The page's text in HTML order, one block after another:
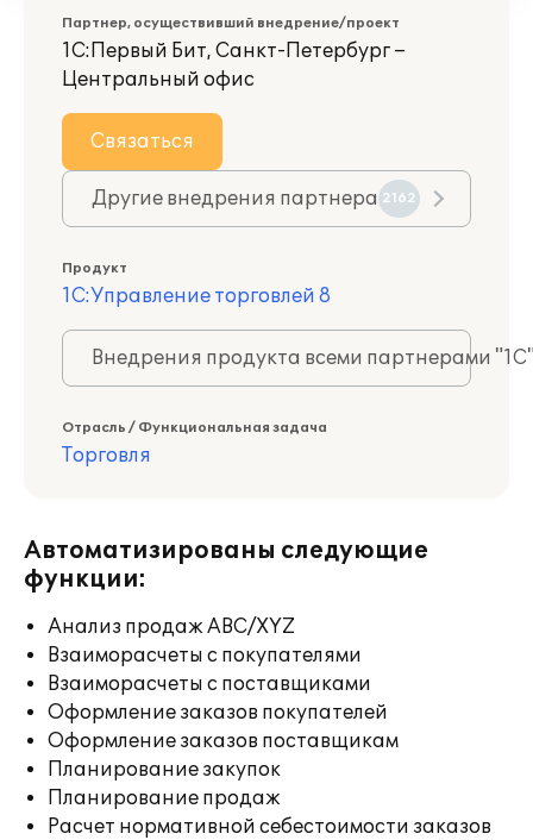
Партнер, осуществивший внедрение/проект
1С:Первый Бит, Санкт-Петербург –
Центральный офис
Связаться
Другие внедрения партнера 2162
Продукт
1С:Управление торговлей 8
Внедрения продукта всеми партнерами
Отрасль / Функциональная задача
Торговля
Автоматизированы следующие
функции:
Анализ продаж ABC/XYZ
Взаиморасчеты с покупателями
Взаиморасчеты с поставщиками
Оформление заказов покупателей
Оформление заказов поставщикам
Планирование закупок
Планирование продаж
Расчет нормативной себестоимости заказов